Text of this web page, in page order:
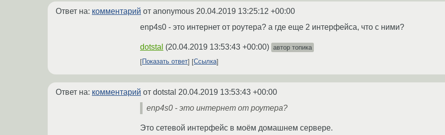
Ответ на: комментарий от anonymous 20.04.2019 13:25:12 +00:00
enp4s0 - это интернет от роутера? а где еще 2 интерфейса, что с ними?
dotstal (20.04.2019 13:53:43 +00:00) автор топика
Показать ответ
Ссылка
Ответ на: комментарий от dotstal 20.04.2019 13:53:43 +00:00
enp4s0 - это интернет от роутера?
Это сетевой интерфейс в моём домашнем сервере.